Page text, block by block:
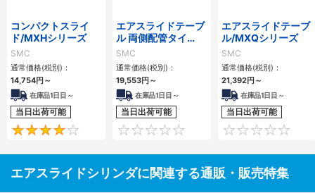
コンパクトスライ
ド/MXHシリーズ
SMC
通常価格(税別)：
14,754円～
在庫品1日目～
当日出荷可能
4
エアスライドテーブ
ル 両側配管タイ
プ/MXQ□Aシリー
ズ
SMC
通常価格(税別)：
19,553円～
在庫品1日目～
当日出荷可能
0
エアスライドテーブ
ル/MXQシリーズ
SMC
通常価格(税別)：
21,392円～
在庫品1日目～
当日出荷可能
エアスライドシリンダに関連する通販・販売特集